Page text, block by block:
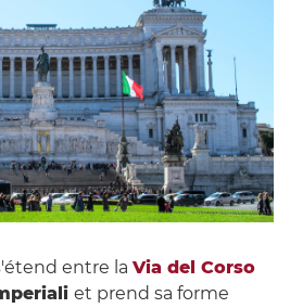
entre la Via del Corso
et prend sa forme